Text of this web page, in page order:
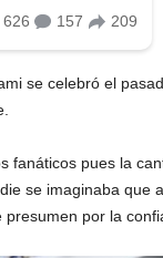
se celebró el
fanáticos pues la
se imaginaba que
por la